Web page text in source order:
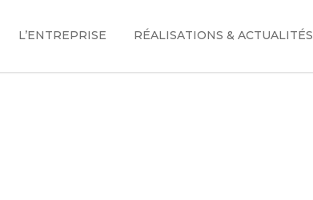
L’ENTREPRISE RÉALISATIONS & ACTUALITÉS